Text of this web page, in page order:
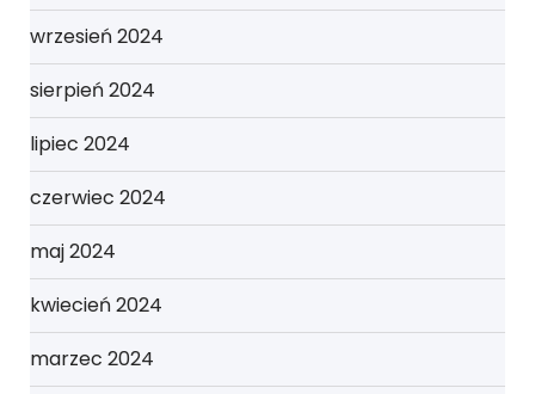
wrzesień 2024
sierpień 2024
lipiec 2024
czerwiec 2024
maj 2024
kwiecień 2024
marzec 2024